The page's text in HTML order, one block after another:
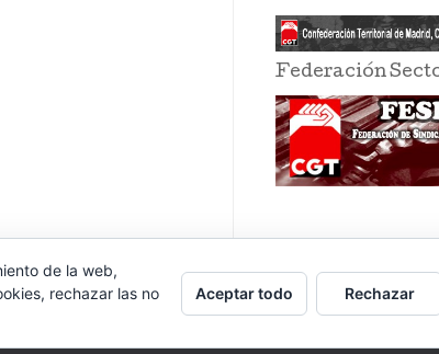
Federación
de la web,
rechazar las no
Aceptar todo Rechazar